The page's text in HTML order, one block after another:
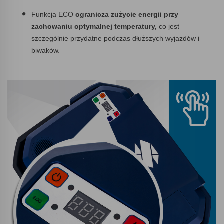
Funkcja ECO ogranicza zużycie energii przy
zachowaniu optymalnej temperatury, co jest
szczególnie przydatne podczas dłuższych wyjazdów i
biwaków.